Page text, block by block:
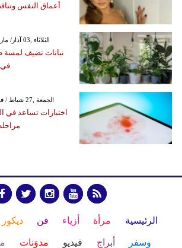
أعماق النفس
GMT 13:30 2026 الثلاثاء ,03 آذار/ مارس
نباتات تضيف لمسة
في 2026
GMT 09:26 2026 الجمعة ,27 شباط / فبراير
اختبارات تساعد
الرئيسية مرأة أزياء فن ديكور
وسفر أبراج فيديو مدوَنات